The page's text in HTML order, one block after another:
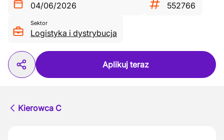
04/06/2026 552766
Sektor
Logistyka i dystrybucja
Aplikuj teraz
Kierowca C